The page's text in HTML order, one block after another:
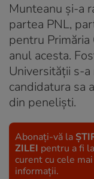
Munteanu și-a
partea PNL,
pentru
anul acesta.
Universității s-
candidatura sa
din peneliști.
Abonați-vă la
ZILEI pentru a fi la
curent cu cele
informații.